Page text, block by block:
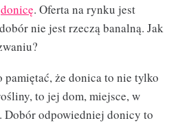
donicę. Oferta na rynku jest
nie jest rzeczą banalną. Jak
pamiętać, że donica to nie tylko
to jej dom, miejsce, w
odpowiedniej donicy to